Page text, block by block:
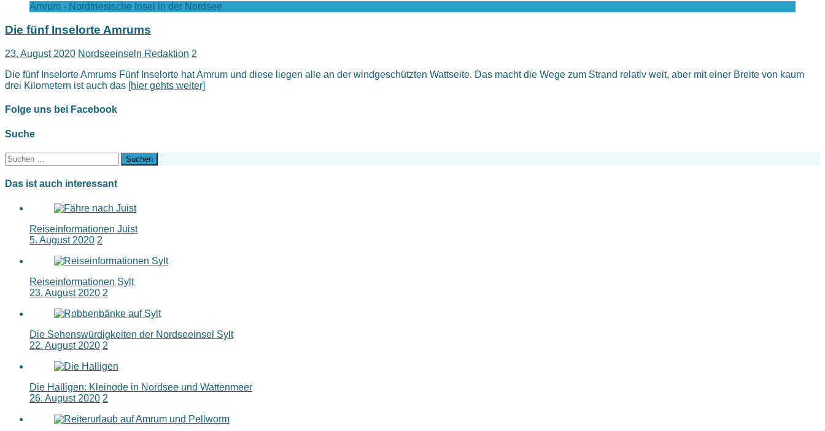
Amrum - Nordfriesische Insel in der Nordsee
Die fünf Inselorte Amrums
23. August 2020 Nordseeinseln Redaktion 2
Die fünf Inselorte Amrums Fünf Inselorte hat Amrum und diese liegen alle an der windgeschützten Wattseite. Das macht die Wege zum Strand relativ weit, aber mit einer Breite von kaum
drei Kilometern ist auch das [hier gehts weiter]
Folge uns bei Facebook
Suche
Suchen
nach:
Das ist auch interessant
Reiseinformationen Juist
5. August 2020 2
Reiseinformationen Sylt
23. August 2020 2
Die Sehenswürdigkeiten der Nordseeinsel Sylt
22. August 2020 2
Die Halligen: Kleinode in Nordsee und Wattenmeer
26. August 2020 2